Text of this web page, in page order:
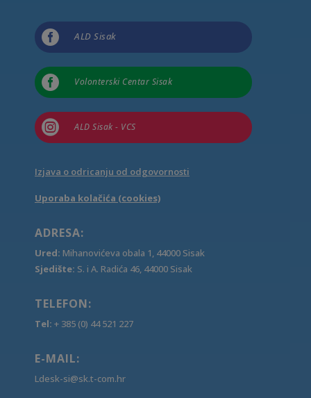
 ALD Sisak
 Volonterski Centar Sisak
 ALD Sisak - VCS
Izjava o odricanju od odgovornosti
Uporaba kolačića (cookies)
ADRESA:
Ured: Mihanovićeva obala 1, 44000 Sisak
Sjedište: S. i A. Radića 46, 44000 Sisak
TELEFON:
Tel: + 385 (0) 44 521 227
E-MAIL:
Ldesk-si@sk.t-com.hr